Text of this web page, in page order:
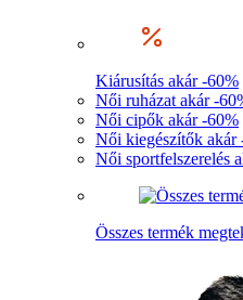
Kiárusítás akár -60%
Női ruházat akár -
Női cipők akár -60%
Női kiegészítők akár
Női sportfelszerelés
Összes termék